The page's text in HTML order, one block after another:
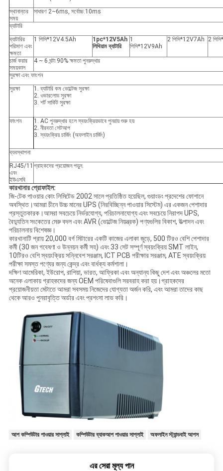
স্থানান্তর
সময়
সাধারণ 2~6ms, সর্বোচ্চ.10ms
ব্যাটারি
ব্যাটারির
পরিমাণ এবং
ক্ষমতা
1 পিসি*12V4.5Ah
1pc*12V5Ah
লিথিয়াম ব্যাটারি
1
পিসি*12V9Ah
2 পিসি*12V7Ah 2
চার্জ করার
সময়কাল
4 ~ 6 ঘন্টা 90% ক্ষমতা পুনরুদ্ধার
সুরক্ষা এবং ফাংশন
সুরক্ষা
1. ব্যাটারি কম ভোল্টেজ সুরক্ষা
2. ওভারলোড সুরক্ষা
3. শর্ট সার্কিট সুরক্ষা
ফাংশন
1. AC পুনরুদ্ধার হলে স্বয়ংক্রিয়ভাবে পুনরায় শুরু হয়
2. নীরবতা সেটআপ
3. স্বয়ংক্রিয় চার্জিং (অফলাইন চার্জিং)
ব্যবস্থাপনা
RJ45/11
এবং
ইউএসবি
গ্রাহকদের প্রয়োজন পড়ুন.
কারখানার প্রোফাইল:
জি-টেক পাওয়ার কোং লিমিটেড 2002 সালে প্রতিষ্ঠিত হয়েছিল, গুয়াংডং প্রদেশের ফোশানে
অবস্থিত।আমরা চীনে উচ্চ মানের UPS (নিরবিচ্ছিন্ন পাওয়ার সিস্টেম) এর একজন পেশাদার
প্রস্তুতকারক।আমরা সবচেয়ে নির্ভরযোগ্য, পরিচালনাযোগ্য এবং সবচেয়ে নিরাপদ UPS,
বৈদ্যুতিন সংকেতের মেরু বদল এবং AVR (ভোল্টেজ নিয়ন্ত্রক) পণ্যগুলির বিকাশ, উত্পাদন এবং
পরিচালনায় বিশেষজ্ঞ।
কারখানাটি প্রায় 20,000 বর্গ মিটারের একটি কাজের এলাকা জুড়ে, 500 টিরও বেশি পেশাদার
কর্মী (30 জন গবেষণা ও উন্নয়ন কর্মী সহ) এবং 33 সেট সম্পূর্ণ স্বয়ংক্রিয় SMT লাইন,
10টিরও বেশি স্বয়ংক্রিয় সন্নিবেশ সরঞ্জাম, ICT PCB পরীক্ষার সরঞ্জাম, ATE স্বয়ংক্রিয়
পরীক্ষা সমস্ত পণ্যের জন্য কেন্দ্র এবং বার্ধক্য কর্মশালা।
দক্ষিণ আমেরিকা, ইউরোপ, রাশিয়া, ভারত, আফ্রিকা এবং অন্যান্য কিছু দেশ এবং অঞ্চলের মতো
অনেক এলাকায় গ্রাহকদের জন্য OEM পরিষেবাগুলি সরবরাহ করা হয়।গ্রাহকদের
প্রয়োজনীয়তা মেটাতে আমরা সবসময় নিজেদের যোগ্যতা অর্জন করি, এবং আমরা তাদের কাছ
থেকে আরও পুনরাবৃত্তি অর্ডার এবং প্রশংসা লাভ করি।
আপ কম্পিউটার পাওয়ার সাপ্লাই কম্পিউটার ব্যাকআপ পাওয়ার সাপ্লাই অফলাইন স্ট্যান্ডবাই আপস
এর সেরা মূল্য পান